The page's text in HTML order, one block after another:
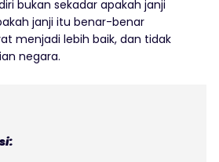
bukan sekadar apakah janji
janji itu benar-benar
menjadi lebih baik, dan tidak
negara.